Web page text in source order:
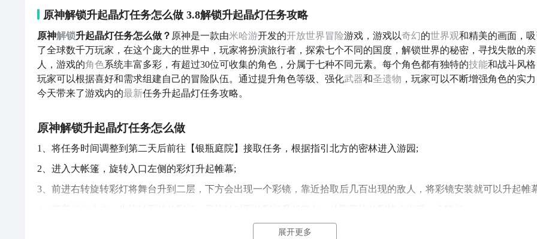
原神解锁升起晶灯任务怎么做 3.8解锁升起晶灯任务攻略
原神解锁升起晶灯任务怎么做？ 原神是一款由米哈游开发的开放世界冒险游戏，游戏以奇幻的世界观和精美的画面，吸
了全球数千万玩家，在这个庞大的世界中，玩家将扮演旅行者，探索七个不同的国度，解锁世界的秘密，寻找失散的亲
人，游戏的角色系统丰富多彩，有超过30位可收集的角色，分属于七种不同元素。每个角色都有独特的技能和战斗风格
玩家可以根据喜好和需求组建自己的冒险队伍。通过提升角色等级、强化武器和圣遗物 ，玩家可以不断增强角色的实力
今天带来了游戏内的最新任务升起晶灯任务攻略。
原神解锁升起晶灯任务怎么做
1、将任务时间调整到第二天后前往【银瓶庭院】接取任务，根据指引北方的密林进入游园;
2、进入大帐篷，旋转入口左侧的彩灯升起帷幕;
3、前进右转旋转彩灯将舞台升到二层，下方会出现一个彩镜，靠近拾取后几百出现的敌人，将彩镜安装就可以升起帷
5、完成先成图周返回入口处把彩镜放入，出现往上走的道路还可以获得宝箱;
展开更多